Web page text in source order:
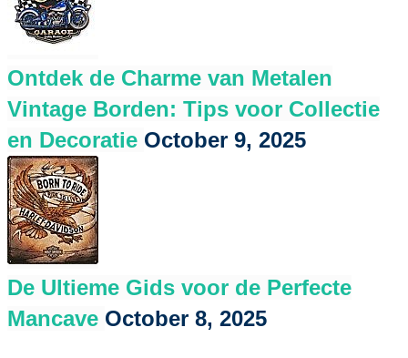
Ontdek de Charme van Metalen
Vintage Borden: Tips voor Collectie
en Decoratie October 9, 2025
De Ultieme Gids voor de Perfecte
Mancave October 8, 2025